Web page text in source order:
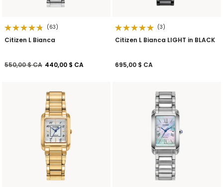
(63)
Citizen L Bianca
Prix réduit de
550,00 $ CAà440,00 $ CA
(3)
Citizen L Bianca LIGHT in BLACK
695,00 $ CA